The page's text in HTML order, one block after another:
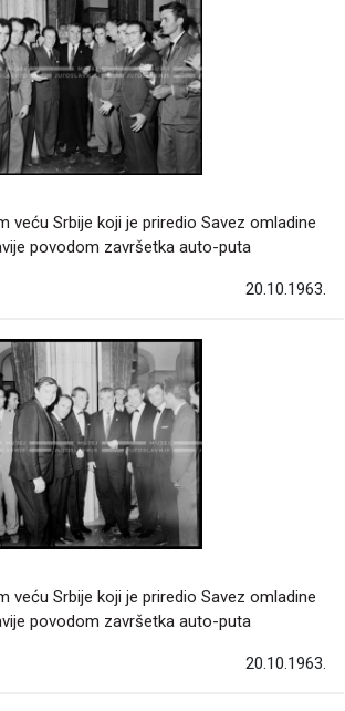
veću Srbije koji je priredio Savez omladine
povodom završetka auto-puta
20.10.1963.
veću Srbije koji je priredio Savez omladine
povodom završetka auto-puta
20.10.1963.